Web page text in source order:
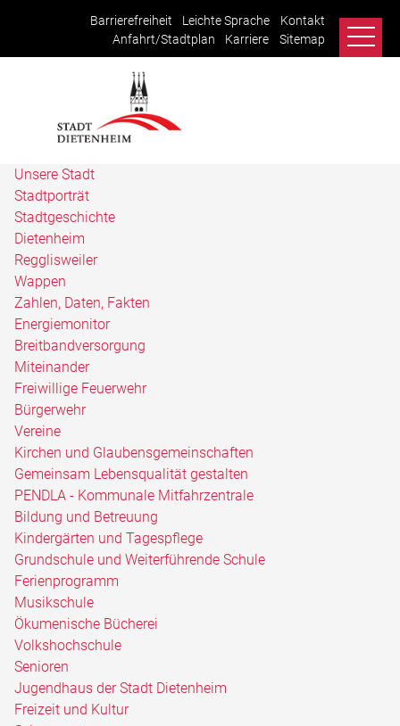
Barrierefreiheit Leichte Sprache
Kontakt
Anfahrt/Stadtplan
Karriere Sitemap
Unsere Stadt
Stadtporträt
Stadtgeschichte
Dietenheim
Regglisweiler
Wappen
Zahlen, Daten, Fakten
Energiemonitor
Breitbandversorgung
Miteinander
Freiwillige Feuerwehr
Bürgerwehr
Vereine
Kirchen und Glaubensgemeinschaften
Gemeinsam Lebensqualität gestalten
PENDLA - Kommunale Mitfahrzentrale
Bildung und Betreuung
Kindergärten und Tagespflege
Grundschule und Weiterführende Schule
Ferienprogramm
Musikschule
Ökumenische Bücherei
Volkshochschule
Senioren
Jugendhaus der Stadt Dietenheim
Freizeit und Kultur